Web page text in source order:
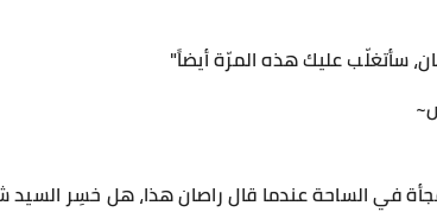
سأتغلّب عليك هذه المرّة أيضاً"
في الساحة عندما قال راصان هذا، هل خسِر السيد